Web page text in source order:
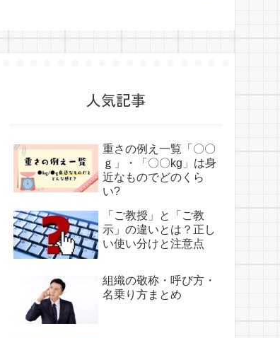
人気記事
重さの例え一覧「〇〇
ｇ」・「〇〇kg」は身
近なものでどのくら
い?
「ご教授」と「ご教
示」の違いとは？正し
い使い分けと注意点
組織の敬称・呼び方・
名乗り方まとめ